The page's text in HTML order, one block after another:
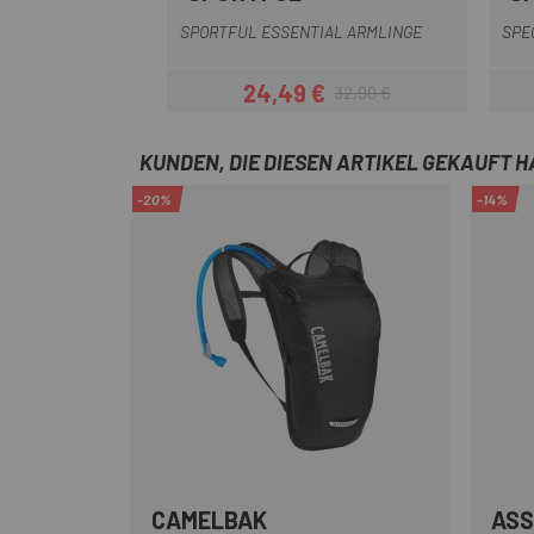
SPORTFUL ESSENTIAL ARMLINGE
Preis
24,49 €Regulärer Preis
32,90 €
KUNDEN, DIE DIESEN ARTIKEL GEKAUFT
Olivgrün
Blau
-20%
CAMELBAK
-14%